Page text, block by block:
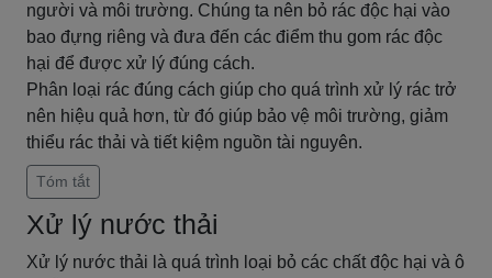
người và môi trường. Chúng ta nên bỏ rác độc hại vào
bao đựng riêng và đưa đến các điểm thu gom rác độc
hại để được xử lý đúng cách.
Phân loại rác đúng cách giúp cho quá trình xử lý rác trở
nên hiệu quả hơn, từ đó giúp bảo vệ môi trường, giảm
thiểu rác thải và tiết kiệm nguồn tài nguyên.
Tóm tắt
Xử lý nước thải
Xử lý nước thải là quá trình loại bỏ các chất độc hại và ô